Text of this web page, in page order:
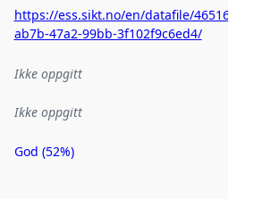
https://ess.sikt.no/en/datafile/
ab7b-47a2-99bb-3f102f9c6ed4/
Ikke oppgitt
Ikke oppgitt
Metadatakvalitet
God (52%)